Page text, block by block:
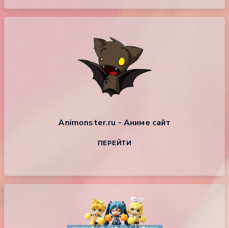
Animonster.ru - Аниме сайт
ПЕРЕЙТИ